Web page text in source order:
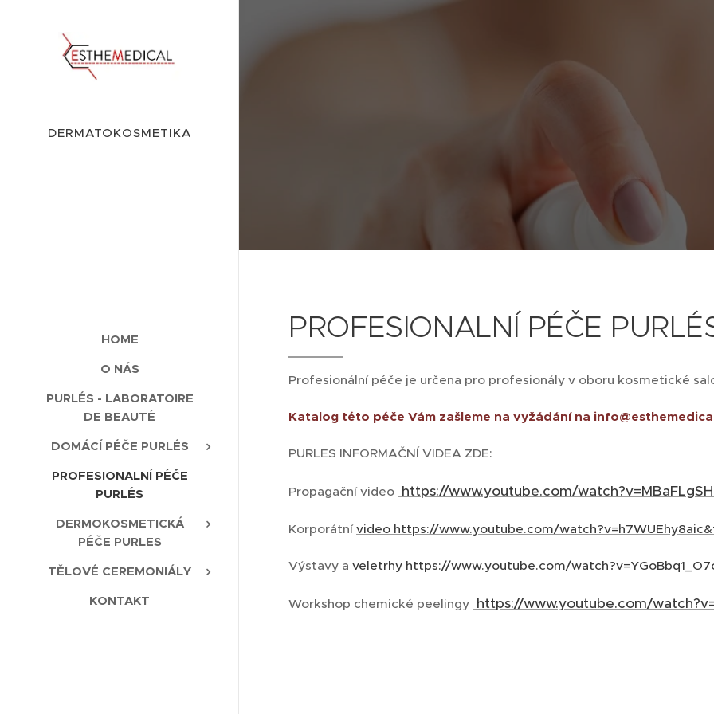
DERMATOKOSMETIKA
HOME
O NÁS
PURLÉS - LABORATOIRE
DE BEAUTÉ
DOMÁCÍ PÉČE PURLÉS
PROFESIONALNÍ PÉČE
PURLÉS
DERMOKOSMETICKÁ
PÉČE PURLES
TĚLOVÉ CEREMONIÁLY
KONTAKT
PROFESIONALNÍ PÉČE
Profesionální péče je určena pro profesionály v oboru kosmetické
Katalog této péče Vám zašleme na vyžádání na
PURLES INFORMAČNÍ VIDEA ZDE:
Propagační video https://www.youtube.com/
Korporátnívideo https://www.youtube.com/
Výstavy a veletrhy https://www.youtube.com/
Workshop chemické peelingy https://www.youtube.com/